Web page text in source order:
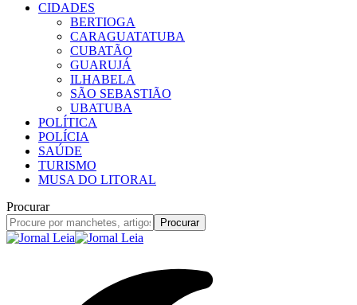
CIDADES
BERTIOGA
CARAGUATATUBA
CUBATÃO
GUARUJÁ
ILHABELA
SÃO SEBASTIÃO
UBATUBA
POLÍTICA
POLÍCIA
SAÚDE
TURISMO
MUSA DO LITORAL
Procurar